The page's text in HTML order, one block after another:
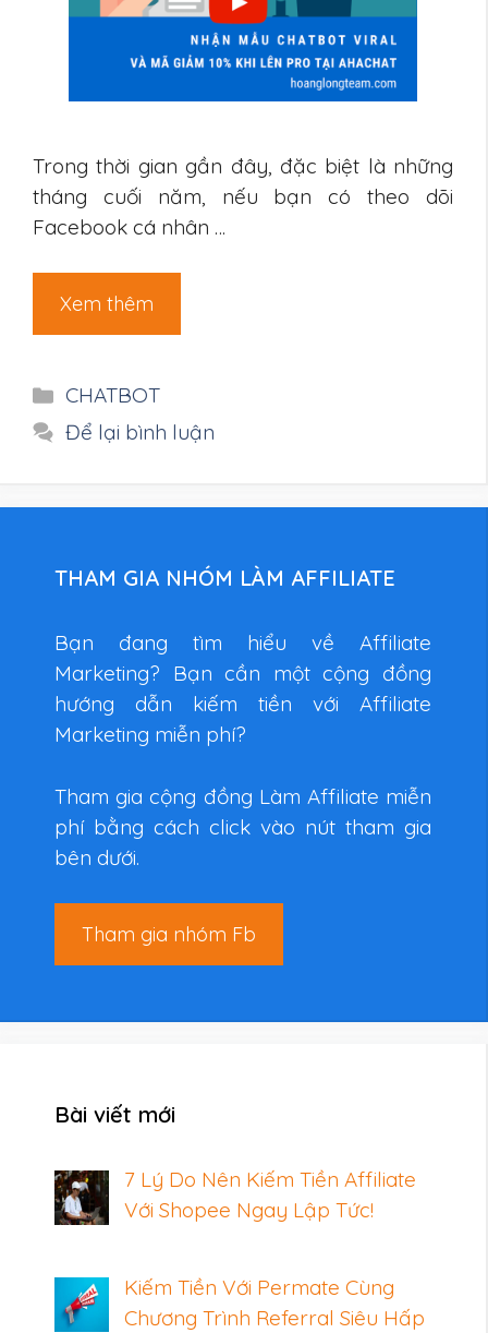
Trong thời gian gần đây, đặc biệt là những
tháng cuối năm, nếu bạn có theo dõi
Facebook cá nhân …
Xem thêm
Danh
mục
CHATBOT
Để lại bình luận
THAM GIA NHÓM LÀM AFFILIATE
Bạn đang tìm hiểu về Affiliate
Marketing? Bạn cần một cộng đồng
hướng dẫn kiếm tiền với Affiliate
Marketing miễn phí?
Tham gia cộng đồng Làm Affiliate miễn
phí bằng cách click vào nút tham gia
bên dưới.
Tham gia nhóm Fb
Bài viết mới
7 Lý Do Nên Kiếm Tiền Affiliate
Với Shopee Ngay Lập Tức!
Kiếm Tiền Với Permate Cùng
Chương Trình Referral Siêu Hấp